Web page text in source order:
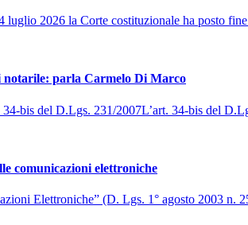
luglio 2026 la Corte costituzionale ha posto
notarile: parla Carmelo Di Marco
bis del D.Lgs. 231/2007L’art. 34-bis del
comunicazioni elettroniche
Elettroniche” (D. Lgs. 1° agosto 2003 n.